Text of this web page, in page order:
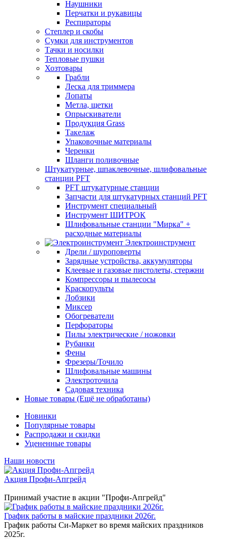
Наушники
Перчатки и рукавицы
Респираторы
Степлер и скобы
Сумки для инструментов
Тачки и носилки
Тепловые пушки
Хозтовары
Грабли
Леска для триммера
Лопаты
Метла, щетки
Опрыскиватели
Продукция Grass
Такелаж
Упаковочные материалы
Черенки
Шланги поливочные
Штукатурные, шпаклевочные, шлифовальные
станции PFT
PFT штукатурные станции
Запчасти для штукатурных станций PFT
Инструмент специальный
Инструмент ШИТРОК
Шлифовальные станции "Мирка" +
расходные материалы
Электроинструмент
Дрели / шуроповерты
Зарядные устройства, аккумуляторы
Клеевые и газовые пистолеты, стержни
Компрессоры и пылесосы
Краскопульты
Лобзики
Миксер
Обогреватели
Перфораторы
Пилы электрические / ножовки
Рубанки
Фены
Фрезеры/Точило
Шлифовальные машины
Электроточила
Садовая техника
Новые товары (Ещё не обработаны)
Новинки
Популярные товары
Распродажи и скидки
Уцененные товары
Наши новости
Акция Профи-Апгрейд
Принимай участие в акции "Профи-Апгрейд"
График работы в майские праздники 2026г.
График работы Си-Маркет во время майских праздников
2025г.